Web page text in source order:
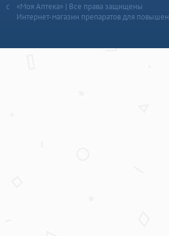
«Моя Аптека» | Все права защищены
Интернет-магазин препаратов для